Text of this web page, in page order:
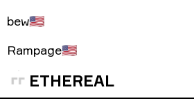
bew🇺🇸
Rampage🇺🇸
ETHEREAL